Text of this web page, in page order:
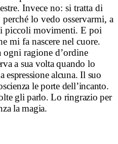
Invece no: si tratta di
lo vedo osservarmi, a
piccoli movimenti. E poi
mi fa nascere nel cuore.
ogni ragione d’ordine
a sua volta quando lo
espressione alcuna. Il suo
le porte dell’incanto.
gli parlo. Lo ringrazio per
la magia.